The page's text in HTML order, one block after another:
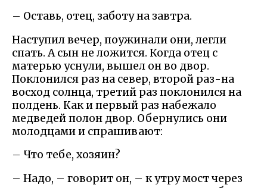
– Оставь, отец, заботу на завтра.
Наступил вечер, поужинали они, легли
спать. А сын не ложится. Когда отец с
матерью уснули, вышел он во двор.
Поклонился раз на север, второй раз-на
восход солнца, третий раз поклонился на
полдень. Как и первый раз набежало
медведей полон двор. Обернулись они
молодцами и спрашивают:
– Что тебе, хозяин?
– Надо, – говорит он, – к утру мост через